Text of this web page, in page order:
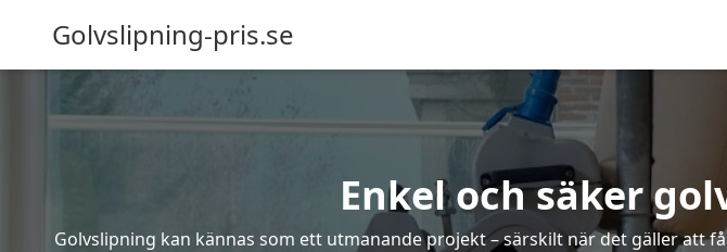
Golvslipning-pris.se
Enkel och säker
Golvslipning kan kännas som ett utmanande projekt – särskilt när det gäller att